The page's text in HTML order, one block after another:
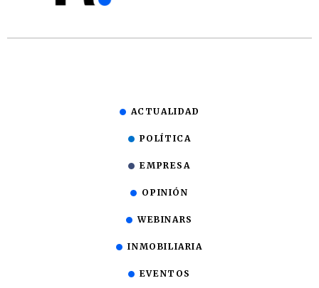
ACTUALIDAD
POLÍTICA
EMPRESA
OPINIÓN
WEBINARS
INMOBILIARIA
EVENTOS